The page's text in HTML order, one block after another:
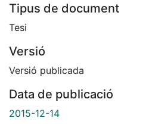
Tipus de document
Tesi
Versió
Versió publicada
Data de publicació
2015-12-14